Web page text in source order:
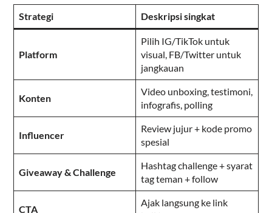
Strategi Deskripsi singkat
Platform
Pilih IG/TikTok untuk
visual, FB/Twitter untuk
jangkauan
Konten
Video unboxing, testimoni,
infografis, polling
Influencer
Review jujur + kode promo
spesial
Giveaway & Challenge
Hashtag challenge + syarat
tag teman + follow
CTA
Ajak langsung ke link